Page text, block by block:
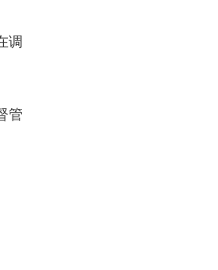
调
管